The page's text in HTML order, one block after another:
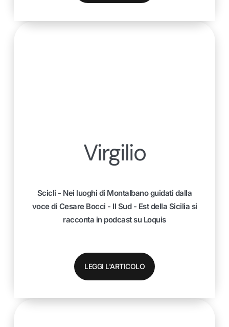
Virgilio
Scicli - Nei luoghi di Montalbano guidati dalla
voce di Cesare Bocci - Il Sud - Est della Sicilia si
racconta in podcast su Loquis
LEGGI L'ARTICOLO